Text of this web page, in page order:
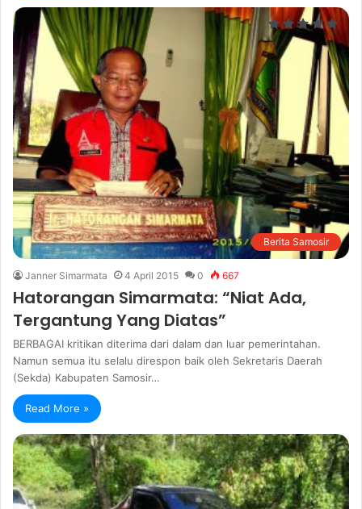
Berita Samosir
Janner Simarmata 4 April 2015 0 667
Hatorangan Simarmata: “Niat Ada,
Tergantung Yang Diatas”
BERBAGAI kritikan diterima dari dalam dan luar pemerintahan.
Namun semua itu selalu direspon baik oleh Sekretaris Daerah
(Sekda) Kabupaten Samosir…
Read More »